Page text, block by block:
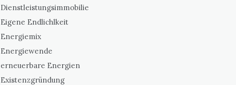
Dienstleistungsimmobilie
Eigene Endlichlkeit
Energiemix
Energiewende
erneuerbare Energien
Existenzgründung